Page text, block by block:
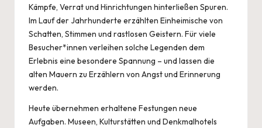
Kämpfe, Verrat und Hinrichtungen hinterließen Spuren.
Im Lauf der Jahrhunderte erzählten Einheimische von
Schatten, Stimmen und rastlosen Geistern. Für viele
Besucher*innen verleihen solche Legenden dem
Erlebnis eine besondere Spannung – und lassen die
alten Mauern zu Erzählern von Angst und Erinnerung
werden.
Heute übernehmen erhaltene Festungen neue
Aufgaben. Museen, Kulturstätten und Denkmalhotels